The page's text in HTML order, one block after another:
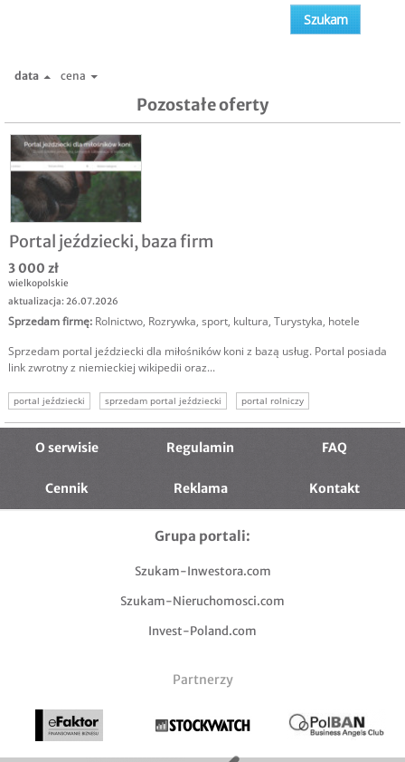
data cena
Pozostałe oferty
Portal jeździecki, baza firm
3 000 zł
wielkopolskie
aktualizacja: 26.07.2026
Sprzedam firmę: Rolnictwo, Rozrywka, sport, kultura, Turystyka, hotele
Sprzedam portal jeździecki dla miłośników koni z bazą usług. Portal posiada
link zwrotny z niemieckiej wikipedii oraz...
portal jeździecki sprzedam portal jeździecki
portal rolniczy
sprzedam firmę portal
sprzedam biznes online
sprzedam biznes portal
sprzedam firmę internet
O serwisie Regulamin FAQ
Cennik Reklama Kontakt
Grupa portali:
Szukam-Inwestora.com
Szukam-Nieruchomosci.com
Invest-Poland.com
Partnerzy